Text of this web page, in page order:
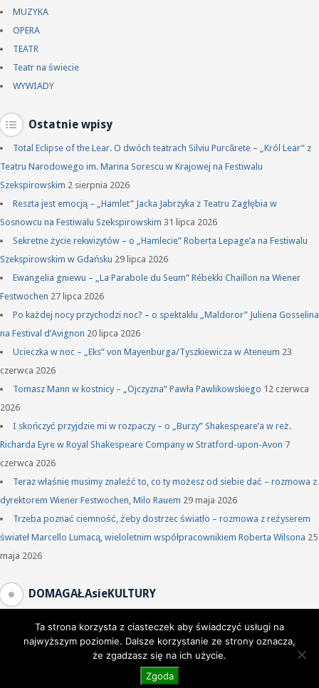
MUZYKA
OPERA
TEATR
Teatr na świecie
WYWIADY
Ostatnie wpisy
Total Eclipse of the Lear. O dwóch teatrach Silviu Purcărete – „Król Lear” z
Teatru Narodowego im. Marina Sorescu w Krajowej na Festiwalu
Szekspirowskim 2 sierpnia 2026
Reszta jest emocją – „Hamlet” Jacka Jabrzyka z Teatru Zagłębia w
Sosnowcu na Festiwalu Szekspirowskim 31 lipca 2026
Sekretne życie rekwizytów – o „Hamlecie” Roberta Lepage’a na Festiwalu
Szekspirowskim w Gdańsku 29 lipca 2026
Ewangelia gniewu – „La Parabole du Seum” Rébekki Chaillon na Wiener
Festwochen 27 lipca 2026
Po każdej nocy przychodzi noc? – o spektaklu „Maldoror” Juliena Gosselina
na Festival d’Avignon 20 lipca 2026
Ucieczka w noc – „Eks” von Mayenburga/Tyszkiewicza w Ateneum 23
czerwca 2026
Tomasz Mann w kostnicy – „Ojczyzna” Pawła Pawlikowskiego 12 czerwca
2026
I skończyć przyjdzie mi w rozpaczy – o „Burzy” Shakespeare’a w reż.
Richarda Eyre w Royal Shakespeare Company w Stratford-upon-Avon 7
czerwca 2026
Teraz właśnie musimy znaleźć to, co ty możesz od siebie dać – rozmowa z
dyrektorem Wiener Festwochen, Milo Rauem 29 maja 2026
Trzeba poznać ciemność, żeby dostrzec światło – rozmowa z reżyserem
świateł Marcello Lumacą, wieloletnim współpracownikiem Roberta Wilsona 25
maja 2026
DOMAGAŁAsieKULTURY
Ta strona korzysta z ciasteczek aby świadczyć usługi na
najwyższym poziomie. Dalsze korzystanie ze strony oznacza,
że zgadzasz się na ich użycie.
Zgoda